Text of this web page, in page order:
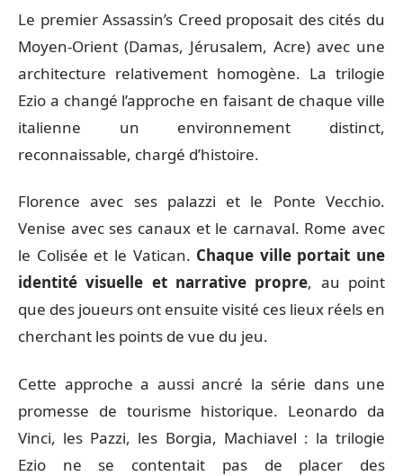
Le premier Assassin’s Creed proposait des cités du
Moyen-Orient (Damas, Jérusalem, Acre) avec une
architecture relativement homogène. La trilogie
Ezio a changé l’approche en faisant de chaque ville
italienne un environnement distinct,
reconnaissable, chargé d’histoire.
Florence avec ses palazzi et le Ponte Vecchio.
Venise avec ses canaux et le carnaval. Rome avec
le Colisée et le Vatican. Chaque ville portait une
identité visuelle et narrative propre, au point
que des joueurs ont ensuite visité ces lieux réels en
cherchant les points de vue du jeu.
Cette approche a aussi ancré la série dans une
promesse de tourisme historique. Leonardo da
Vinci, les Pazzi, les Borgia, Machiavel : la trilogie
Ezio ne se contentait pas de placer des